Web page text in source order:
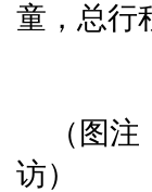
童，总行
（图
访）